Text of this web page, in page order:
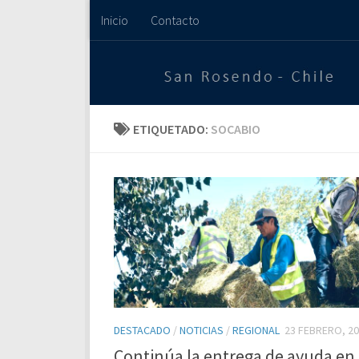
Saltar al contenido
Inicio Contacto
ETIQUETADO: SOCABIO
DESTACADO /NOTICIAS /REGIONAL 23 FEBRERO,